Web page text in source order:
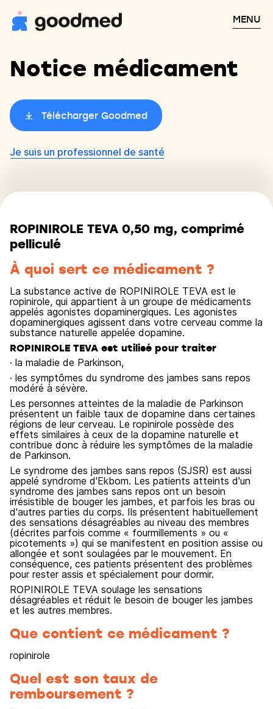
MENU
Notice médicament
Télécharger Goodmed
Je suis un professionnel de santé
ROPINIROLE TEVA 0,50 mg, comprimé
pelliculé
À quoi sert ce médicament ?
La substance active de ROPINIROLE TEVA est le
ropinirole, qui appartient à un groupe de médicaments
appelés agonistes dopaminergiques. Les agonistes
dopaminergiques agissent dans votre cerveau comme la
substance naturelle appelée dopamine.
ROPINIROLE TEVA est utilisé pour traiter
· la maladie de Parkinson,
· les symptômes du syndrome des jambes sans repos
modéré à sévère.
Les personnes atteintes de la maladie de Parkinson
présentent un faible taux de dopamine dans certaines
régions de leur cerveau. Le ropinirole possède des
effets similaires à ceux de la dopamine naturelle et
contribue donc à réduire les symptômes de la maladie
de Parkinson.
Le syndrome des jambes sans repos (SJSR) est aussi
appelé syndrome d'Ekbom. Les patients atteints d'un
syndrome des jambes sans repos ont un besoin
irrésistible de bouger les jambes, et parfois les bras ou
d'autres parties du corps. Ils présentent habituellement
des sensations désagréables au niveau des membres
(décrites parfois comme « fourmillements » ou «
picotements ») qui se manifestent en position assise ou
allongée et sont soulagées par le mouvement. En
conséquence, ces patients présentent des problèmes
pour rester assis et spécialement pour dormir.
ROPINIROLE TEVA soulage les sensations
désagréables et réduit le besoin de bouger les jambes
et les autres membres.
Que contient ce médicament ?
ropinirole
Quel est son taux de
remboursement ?